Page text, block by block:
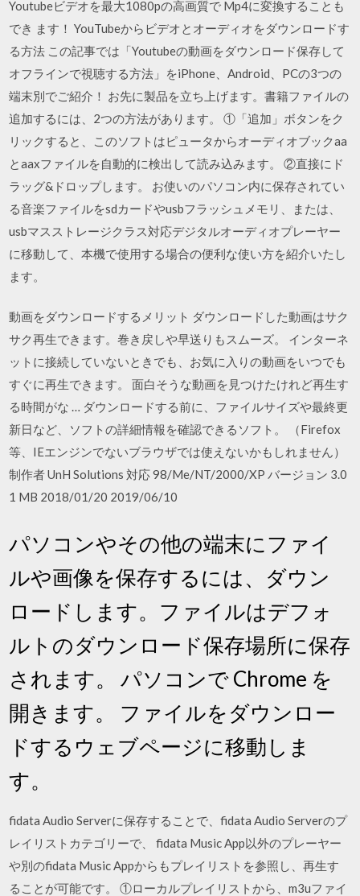
Youtubeビデオを最大1080pの高画質で Mp4に変換することも
でき ます！ YouTubeからビデオとオーディオをダウンロードす
る方法 この記事では「Youtubeの動画をダウンロード保存して
オフラインで視聴する方法」をiPhone、Android、PCの3つの
端末別でご紹介！ お先に製品を立ち上げます。書籍ファイルの
追加するには、2つの方法があります。 ①「追加」ボタンをク
リックすると、このソフトはピュータからオーディオブックaa
とaaxファイルを自動的に検出して読み込みます。 ②直接にド
ラッグ&ドロップします。 お使いのパソコン内に保存されてい
る音楽ファイルをsdカードやusbフラッシュメモリ、または、
usbマスストレージクラス対応デジタルオーディオプレーヤー
に移動して、本機で使用する場合の便利な使い方を紹介いたし
ます。
動画をダウンロードするメリット ダウンロードした動画はサク
サク再生できます。巻き戻しや早送りもスムーズ。 インターネ
ットに接続していないときでも、お気に入りの動画をいつでも
すぐに再生できます。 面白そうな動画を見つけたけれど再生す
る時間がな … ダウンロードする前に、ファイルサイズや最終更
新日など、ソフトの詳細情報を確認できるソフト。 （Firefox
等、IEエンジンでないブラウザでは使えないかもしれません）
制作者 UnH Solutions 対応 98/Me/NT/2000/XP バージョン 3.0
1 MB 2018/01/20 2019/06/10
パソコンやその他の端末にファイ
ルや画像を保存するには、ダウン
ロードします。ファイルはデフォ
ルトのダウンロード保存場所に保存
されます。 パソコンで Chrome を
開きます。 ファイルをダウンロー
ドするウェブページに移動しま
す。
fidata Audio Serverに保存することで、fidata Audio Serverのプ
レイリストカテゴリーで、 fidata Music App以外のプレーヤー
や別のfidata Music Appからもプレイリストを参照し、再生す
ることが可能です。 ①ローカルプレイリストから、m3uファイ